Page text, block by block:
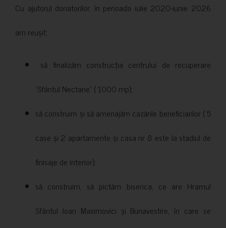
Cu ajutorul donatorilor, în perioada iulie 2020-iunie 2026
am reușit:
să finalizăm construcția centrului de recuperare
”Sfântul Nectarie” ( 1000 mp);
să construim și să amenajăm cazările beneficiarilor ( 5
case și 2 apartamente și casa nr 8 este la stadiul de
finisaje de interior);
să construim, să pictăm biserica, ce are Hramul
Sfântul Ioan Maximovici și Bunavestire, în care se